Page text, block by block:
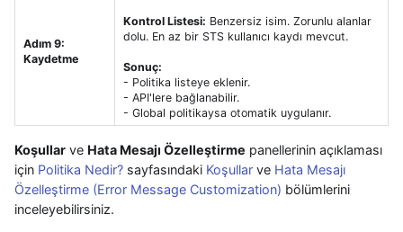
Adım 9:
Kaydetme
Kontrol Listesi: Benzersiz isim. Zorunlu alanlar
dolu. En az bir STS kullanıcı kaydı mevcut.
Sonuç:
- Politika listeye eklenir.
- API'lere bağlanabilir.
- Global politikaysa otomatik uygulanır.
Koşullar ve Hata Mesajı Özelleştirme panellerinin açıklaması
için Politika Nedir? sayfasındaki Koşullar ve Hata Mesajı
Özelleştirme (Error Message Customization) bölümlerini
inceleyebilirsiniz.